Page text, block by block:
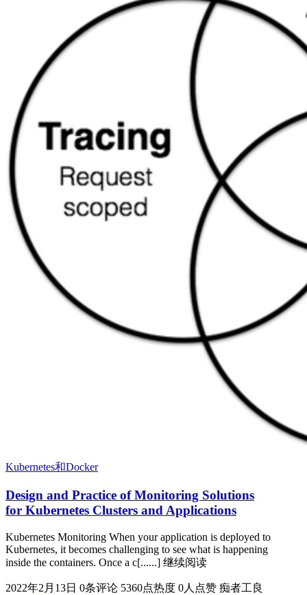
Kubernetes和Docker
Design and Practice of Monitoring Solutions
for Kubernetes Clusters and Applications
Kubernetes Monitoring When your application is deployed to
Kubernetes, it becomes challenging to see what is happening
inside the containers. Once a c[......] 继续阅读
2022年2月13日 0条评论 5360点热度 0人点赞 痴者工良